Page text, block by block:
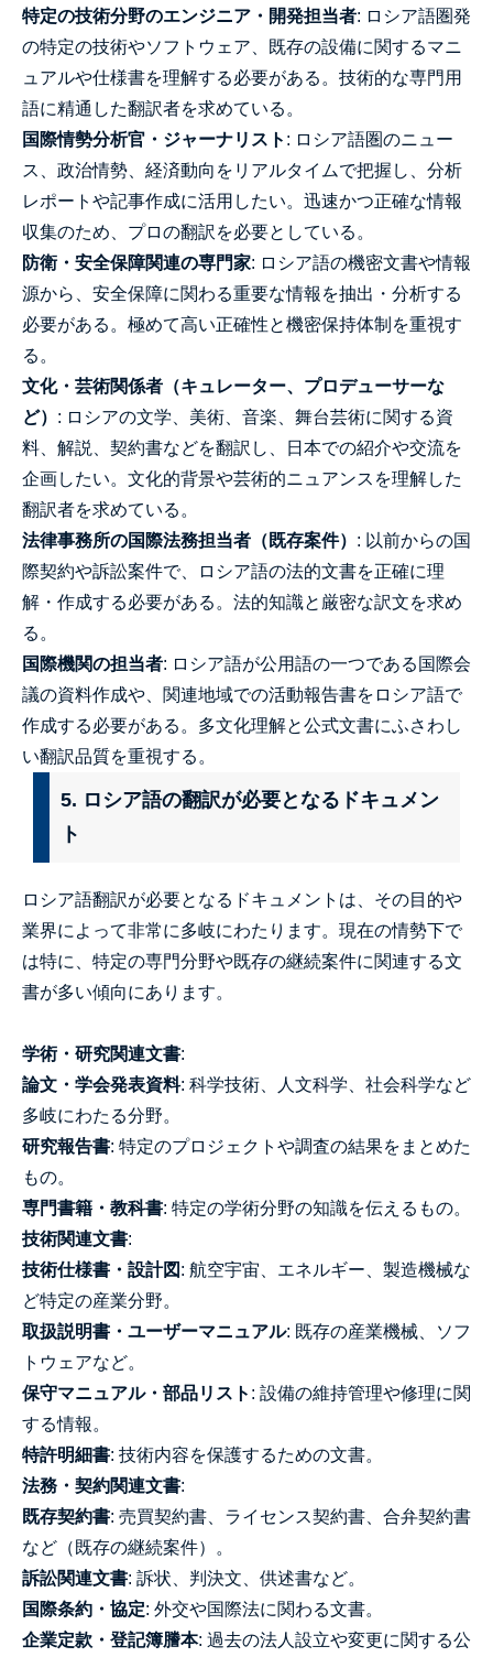
特定の技術分野のエンジニア・開発担当者: ロシア語圏発
の特定の技術やソフトウェア、既存の設備に関するマニ
ュアルや仕様書を理解する必要がある。技術的な専門用
語に精通した翻訳者を求めている。
国際情勢分析官・ジャーナリスト : ロシア語圏のニュー
ス、政治情勢、経済動向をリアルタイムで把握し、分析
レポートや記事作成に活用したい。迅速かつ正確な情報
収集のため、プロの翻訳を必要としている。
防衛・安全保障関連の専門家: ロシア語の機密文書や情報
源から、安全保障に関わる重要な情報を抽出・分析する
必要がある。極めて高い正確性と機密保持体制を重視す
る。
文化・芸術関係者（キュレーター、プロデューサーな
ど） : ロシアの文学、美術、音楽、舞台芸術に関する資
料、解説、契約書などを翻訳し、日本での紹介や交流を
企画したい。文化的背景や芸術的ニュアンスを理解した
翻訳者を求めている。
法律事務所の国際法務担当者（既存案件） : 以前からの国
際契約や訴訟案件で、ロシア語の法的文書を正確に理
解・作成する必要がある。法的知識と厳密な訳文を求め
る。
国際機関の担当者: ロシア語が公用語の一つである国際会
議の資料作成や、関連地域での活動報告書をロシア語で
作成する必要がある。多文化理解と公式文書にふさわし
い翻訳品質を重視する。
5. ロシア語の翻訳が必要となるドキュメン
ト
ロシア語翻訳が必要となるドキュメントは、その目的や
業界によって非常に多岐にわたります。現在の情勢下で
は特に、特定の専門分野や既存の継続案件に関連する文
書が多い傾向にあります。
学術・研究関連文書:
論文・学会発表資料: 科学技術、人文科学、社会科学など
多岐にわたる分野。
研究報告書: 特定のプロジェクトや調査の結果をまとめた
もの。
専門書籍・教科書: 特定の学術分野の知識を伝えるもの。
技術関連文書:
技術仕様書・設計図 : 航空宇宙、エネルギー、製造機械な
ど特定の産業分野。
取扱説明書・ユーザーマニュアル: 既存の産業機械、ソフ
トウェアなど。
保守マニュアル・部品リスト : 設備の維持管理や修理に関
する情報。
特許明細書: 技術内容を保護するための文書。
法務・契約関連文書:
既存契約書: 売買契約書、ライセンス契約書、合弁契約書
など（既存の継続案件）。
訴訟関連文書: 訴状、判決文、供述書など。
国際条約・協定: 外交や国際法に関わる文書。
企業定款・登記簿謄本: 過去の法人設立や変更に関する公